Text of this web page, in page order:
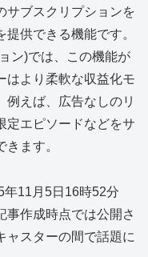
サブスクリプションを
供できる機能です。
ン)では、この機能が
はより柔軟な収益化モ
例えば、広告なしのリ
定エピソードなどをサ
ます。
11月5日16時52分
事作成時点では公開さ
ャスターの間で話題に